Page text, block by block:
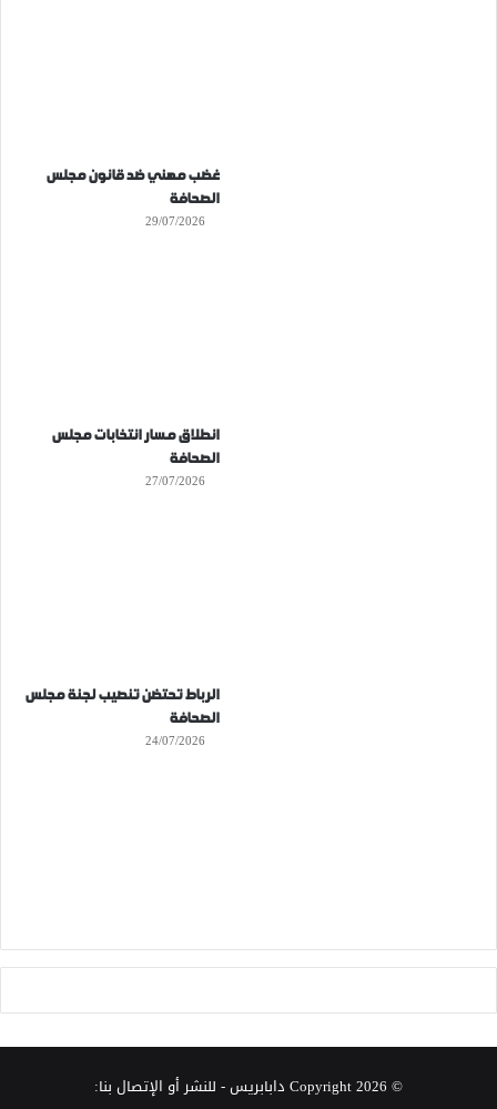
غضب مهني ضد قانون مجلس
الصحافة
29/07/2026
انطلاق مسار انتخابات مجلس
الصحافة
27/07/2026
الرباط تحتضن تنصيب لجنة مجلس
الصحافة
24/07/2026
© Copyright 2026 دابابريس- للنشر أو الإتصال بنا: